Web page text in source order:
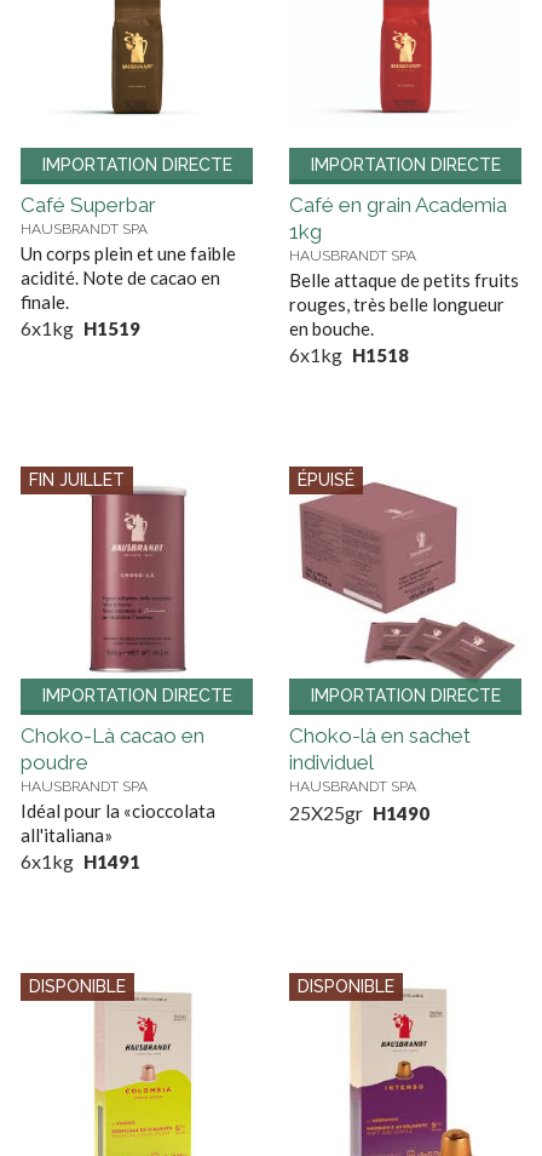
IMPORTATION DIRECTE
Café Superbar
HAUSBRANDT SPA
Un corps plein et une faible
acidité. Note de cacao en
finale.
6x1kg H1519
IMPORTATION DIRECTE
Café en grain Academia
1kg
HAUSBRANDT SPA
Belle attaque de petits fruits
rouges, très belle longueur
en bouche.
6x1kg H1518
IMPORTATION DIRECTE
FIN JUILLET
Choko-Là cacao en
poudre
HAUSBRANDT SPA
Idéal pour la «cioccolata
all'italiana»
6x1kg H1491
IMPORTATION DIRECTE
ÉPUISÉ
Choko-là en sachet
individuel
HAUSBRANDT SPA
25X25gr H1490
DISPONIBLE DISPONIBLE